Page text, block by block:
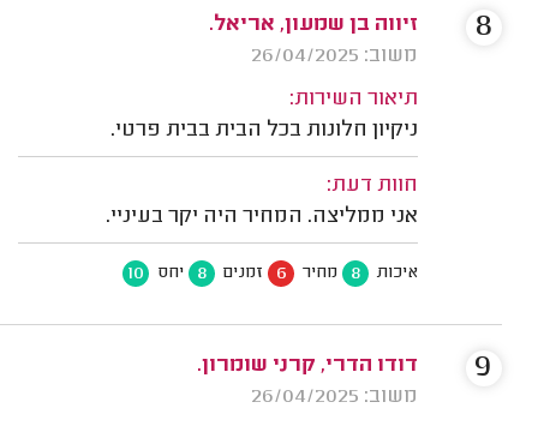
זיווה בן שמעון, אריאל.
משוב: 26/04/2025
תיאור השירות:
ניקיון חלונות בכל הבית בבית פרטי.
חוות דעת:
אני ממליצה. המחיר היה יקר בעיניי.
איכות 8 מחיר 6 זמנים 8 יחס 10
8
דודו הדרי, קרני שומרון.
משוב: 26/04/2025
9